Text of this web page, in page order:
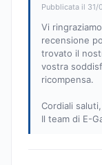
Pubblicata il 31/
Vi
recensione
trovato il
vostra
ricompensa.
Cordiali saluti,
Il team di E-